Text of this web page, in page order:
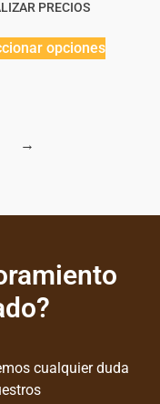
PRECIOS
opciones
→
cualquier duda